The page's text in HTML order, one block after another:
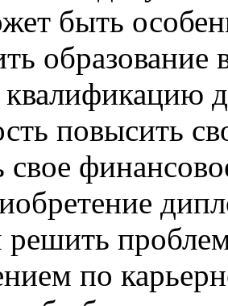
быть
образование
повысить
решить
по